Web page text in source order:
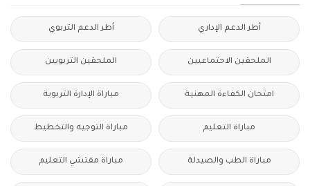
أطر الدعم الإداري أطر الدعم التربوي
الملحقين الاحتماعيين الملحقين التربويين
امتحان الكفاءة المهنية مباراة الإدارة التربوية
مباراة التعليم مباراة التوجيه والتخطيط
مباراة الطب والصيدلة مباراة مفتشي التعليم